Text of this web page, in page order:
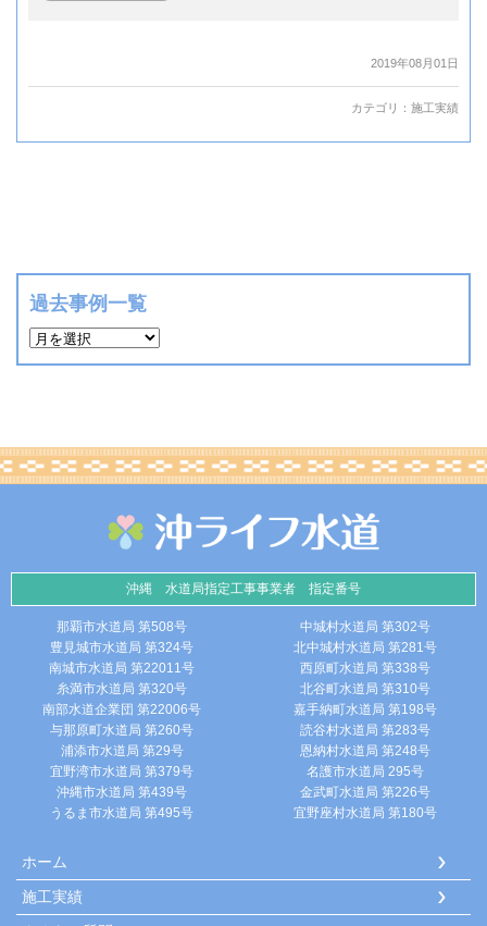
2019年08月01日
カテゴリ： 施工実績
過去事例一覧
沖縄 水道局指定工事事業者 指定番号
那覇市水道局 第508号
豊見城市水道局 第324号
南城市水道局 第22011号
糸満市水道局 第320号
南部水道企業団 第22006号
与那原町水道局 第260号
浦添市水道局 第29号
宜野湾市水道局 第379号
沖縄市水道局 第439号
うるま市水道局 第495号
中城村水道局 第302号
北中城村水道局 第281号
西原町水道局 第338号
北谷町水道局 第310号
嘉手納町水道局 第198号
読谷村水道局 第283号
恩納村水道局 第248号
名護市水道局 295号
金武町水道局 第226号
宜野座村水道局 第180号
ホーム
施工実績